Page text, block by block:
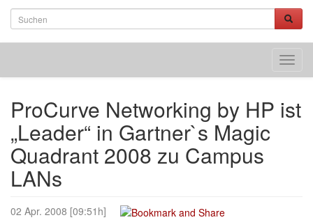
ProCurve Networking by HP ist
„Leader“ in Gartner`s Magic
Quadrant 2008 zu Campus
LANs
02 Apr. 2008 [09:51h]